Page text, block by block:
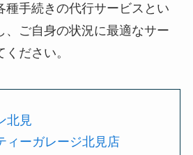
種手続きの代行サービスとい
、ご自身の状況に最適なサー
ださい。
北見
ィーガレージ北見店